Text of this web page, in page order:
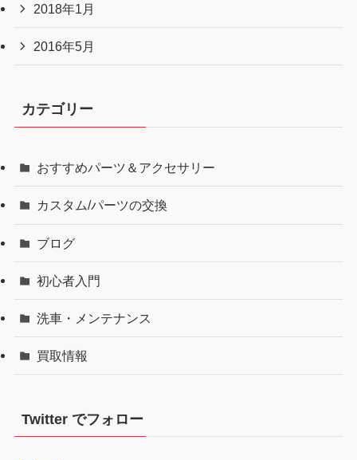
2018年1月
2016年5月
カテゴリー
おすすめパーツ＆アクセサリー
カスタム/パーツの交換
ブログ
初心者入門
洗車・メンテナンス
買取情報
Twitter でフォロー